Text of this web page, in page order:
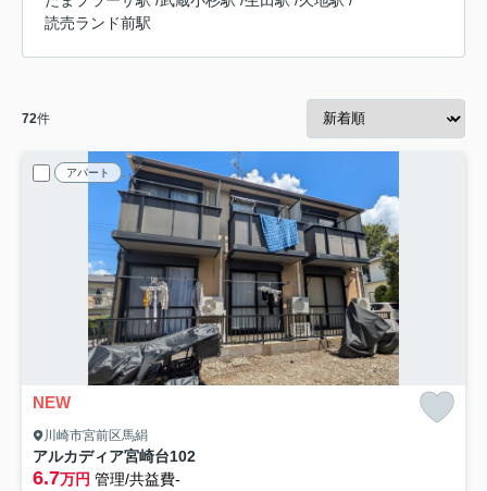
読売ランド前駅
72件
アパート
NEW
川崎市宮前区馬絹
アルカディア宮崎台102
6.7万円 管理/共益費-